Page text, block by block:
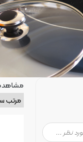
مشاهده